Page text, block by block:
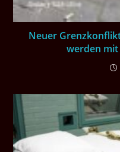
Neuer
werden